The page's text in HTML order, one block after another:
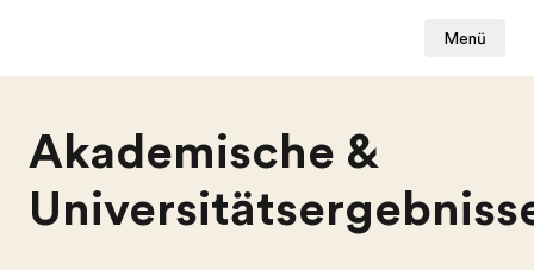
Menü
Akademische &